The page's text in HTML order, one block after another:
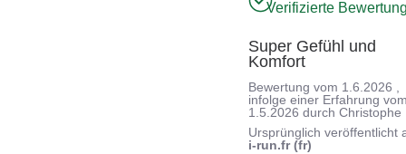
Verifizierte
Super Gefühl und
Komfort
Bewertung vom 1.6.2026 ,
infolge einer Erfahrung
1.5.2026 durchChristophe
Ursprünglich veröffentlicht
i-run.fr (fr)